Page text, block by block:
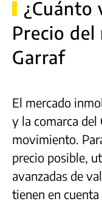
¿Cuánto
Precio del
Garraf
El mercado
y la comarca del
movimiento.
precio posible,
avanzadas de
tienen en